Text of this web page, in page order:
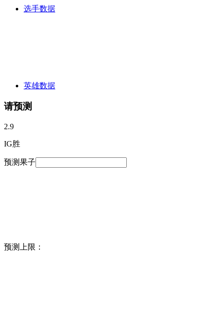
选手数据
英雄数据
请预测
2.9
IG胜
预测果子
预测上限：